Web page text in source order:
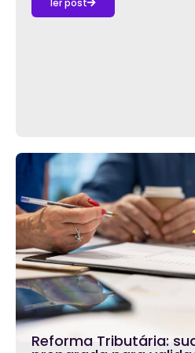
ler post
Reforma Tributária: